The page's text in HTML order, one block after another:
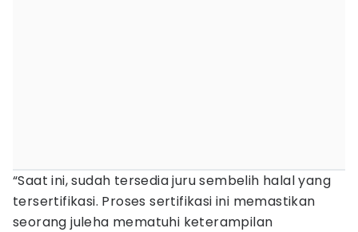
“Saat ini, sudah tersedia juru sembelih halal yang
tersertifikasi. Proses sertifikasi ini memastikan
seorang juleha mematuhi keterampilan